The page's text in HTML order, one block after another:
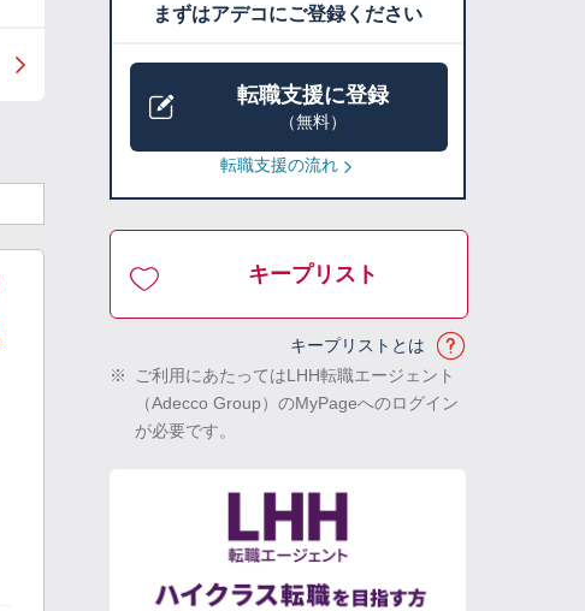
まずはアデコにご登録ください
転職支援に登録
（無料）
転職支援の流れ
キープリスト
キープリストとは
※
ご利用にあたってはLHH転職エージェント
（Adecco Group）のMyPageへのログイン
が必要です。